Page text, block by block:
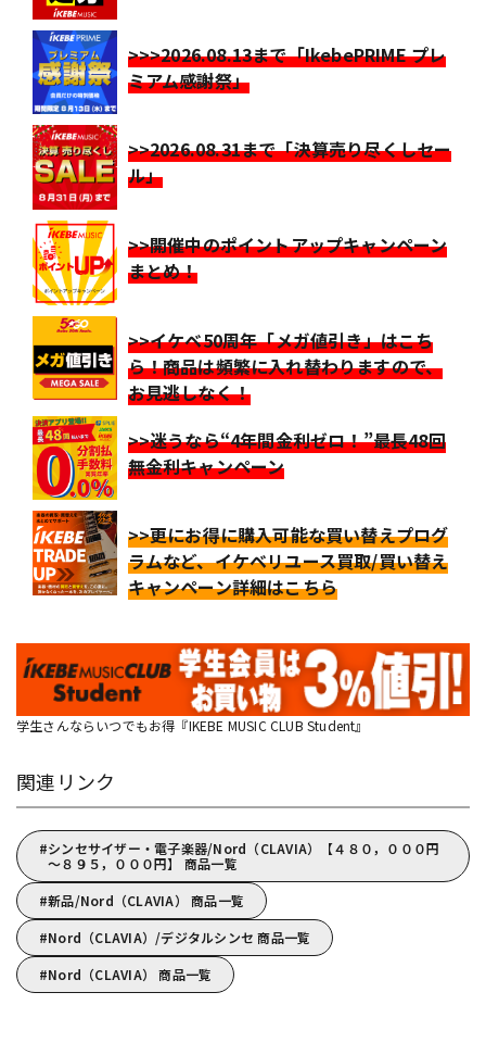
>>>2026.08.13まで「IkebePRIME プレ
ミアム感謝祭」
>>2026.08.31まで「決算売り尽くしセー
ル」
>>開催中のポイントアップキャンペーン
まとめ！
>>イケベ50周年「メガ値引き」はこち
ら！商品は頻繁に入れ替わりますので、
お見逃しなく！
>>迷うなら“4年間金利ゼロ！”最長48回
無金利キャンペーン
>>更にお得に購入可能な買い替えプログ
ラムなど、イケベリユース買取/買い替え
キャンペーン詳細はこちら
学生さんならいつでもお得『IKEBE MUSIC CLUB Student』
関連リンク
シンセサイザー・電子楽器/Nord（CLAVIA）【４８０，０００円
～８９５，０００円】 商品一覧
新品/Nord（CLAVIA） 商品一覧
Nord（CLAVIA）/デジタルシンセ 商品一覧
Nord（CLAVIA） 商品一覧